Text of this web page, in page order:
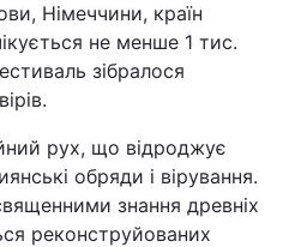
Німеччини, країн
не менше 1 тис.
зібралося
рух, що відроджує
обряди і вірування.
знання древніх
реконструйованих